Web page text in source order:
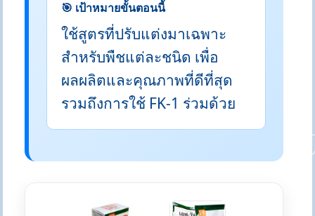
🎯 เป้าหมายขั้นตอนนี้
ใช้สูตรที่ปรับแต่งมาเฉพาะ
สำหรับพืชแต่ละชนิด เพื่อ
ผลผลิตและคุณภาพที่ดีที่สุด
รวมถึงการใช้ FK-1 ร่วมด้วย